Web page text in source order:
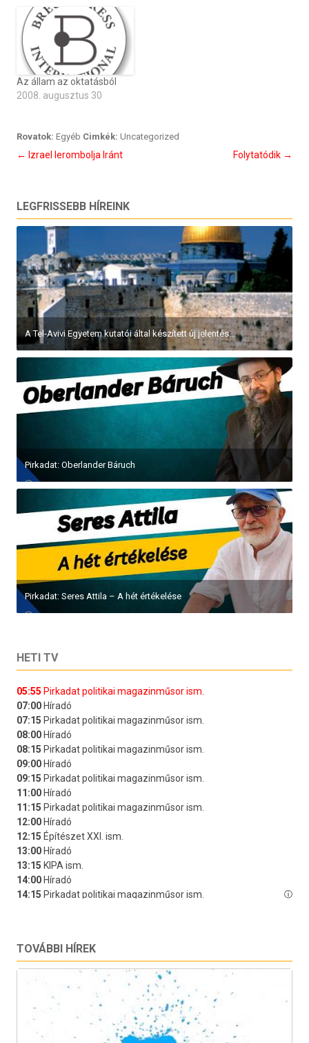
Az állam az oktatásból
2008. augusztus 30
Rovatok: Egyéb Cimkék: Uncategorized
Bejegyzés
← Izrael lerombolja Iránt Folytatódik →
LEGFRISSEBB HÍREINK
A Tel-Avivi Egyetem kutatói által készített új jelentés...
Pirkadat: Oberlander Báruch
Pirkadat: Seres Attila – A hét értékelése
HETI TV
TOVÁBBI HÍREK